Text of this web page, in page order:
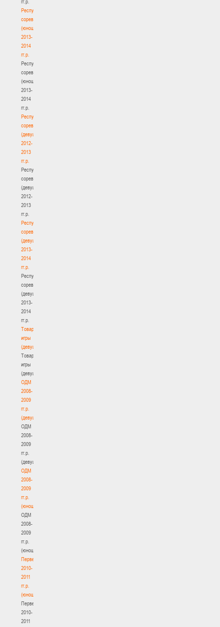
гг.р.
Республиканские
соревнования
(юноши)
2013-
2014
гг.р.
Республиканские
соревнования
(юноши)
2013-
2014
гг.р.
Республиканские
соревнования
(девушки)
2012-
2013
гг.р.
Республиканские
соревнования
(девушки)
2012-
2013
гг.р.
Республиканские
соревнования
(девушки)
2013-
2014
гг.р.
Республиканские
соревнования
(девушки)
2013-
2014
гг.р.
Товарищеские
игры
(девушки)
Товарищеские
игры
(девушки)
ОДМ
2008-
2009
гг.р.
(девушки)
ОДМ
2008-
2009
гг.р.
(девушки)
ОДМ
2008-
2009
гг.р.
(юноши)
ОДМ
2008-
2009
гг.р.
(юноши)
Первенство
2010-
2011
гг.р.
(юноши)
Первенство
2010-
2011